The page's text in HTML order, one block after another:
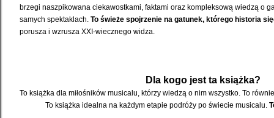
brzegi naszpikowana ciekawostkami, faktami oraz kompleksową wiedzą o
samych spektaklach. To świeże spojrzenie na gatunek, którego historia
porusza i wzrusza XXI-wiecznego widza.
Dla kogo jest ta książka?
To książka dla miłośników musicalu, którzy wiedzą o nim wszystko. To
To książka idealna na każdym etapie podróży po świecie musicalu.